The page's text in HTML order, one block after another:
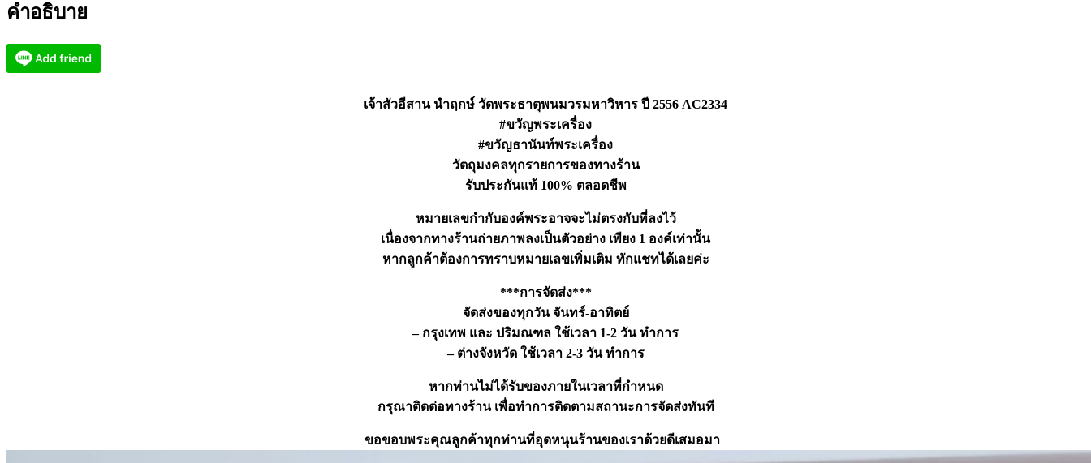
พระ
วรมหาวิหาร
AC2334
คำอธิบาย
เจ้าสัวอีสาน นำฤกษ์ วัดพระธาตุพนมวรมหาวิหาร ปี 2556 AC2334
#ขวัญพระเครื่อง
#ขวัญธานันท์พระเครื่อง
วัตถุมงคลทุกรายการของทางร้าน
รับประกันแท้ 100% ตลอดชีพ
หมายเลขกำกับองค์พระอาจจะไม่ตรงกับที่ลงไว้
เนื่องจากทางร้านถ่ายภาพลงเป็นตัวอย่าง เพียง 1 องค์เท่านั้น
หากลูกค้าต้องการทราบหมายเลขเพิ่มเติม ทักแชทได้เลยค่ะ
***การจัดส่ง***
จัดส่งของทุกวัน จันทร์-อาทิตย์
– กรุงเทพ และ ปริมณฑล ใช้เวลา 1-2 วัน ทำการ
– ต่างจังหวัด ใช้เวลา 2-3 วัน ทำการ
หากท่านไม่ได้รับของภายในเวลาที่กำหนด
กรุณาติดต่อทางร้าน เพื่อทำการติดตามสถานะการจัดส่งทันที
ขอขอบพระคุณลูกค้าทุกท่านที่อุดหนุนร้านของเราด้วยดีเสมอมา